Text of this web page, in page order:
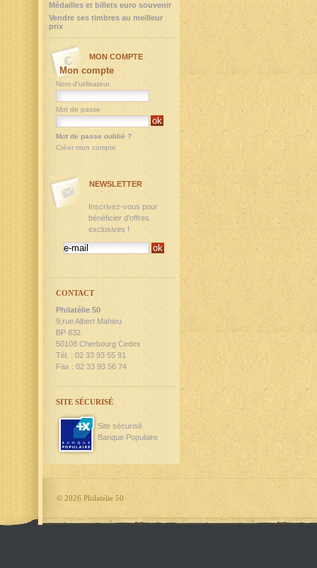
Médailles et billets euro souvenir
Vendre ses timbres au meilleur
prix
MON COMPTE
Mon compte
Nom d'utilisateur
Mot de passe
Mot de passe oublié ?
Créer mon compte
NEWSLETTER
Inscrivez-vous pour
bénéficier d'offres
exclusives !
CONTACT
Philatélie 50
9,rue Albert Mahieu
BP 832
50108 Cherbourg Cedex
Tél. : 02 33 93 55 91
Fax : 02 33 93 56 74
SITE SÉCURISÉ
Site sécurisé
Banque Populaire
© 2026 Philatélie 50